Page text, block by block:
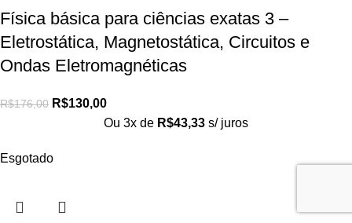
Física básica para ciências exatas 3 –
Eletrostática, Magnetostática, Circuitos e
Ondas Eletromagnéticas
R$176,00 R$130,00
Ou 3x de R$43,33 s/ juros
Esgotado